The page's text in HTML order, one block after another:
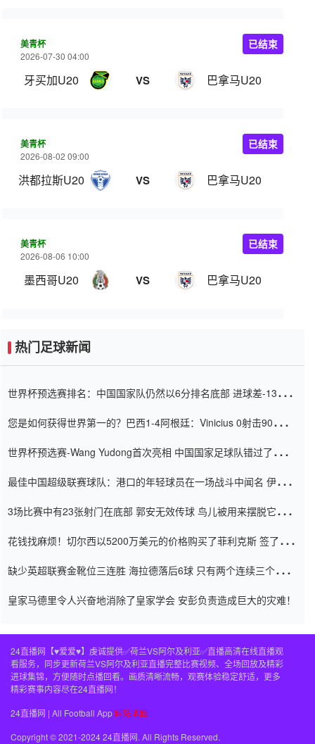
美青杯
2026-07-30 04:00
牙买加U20 VS 巴拿马U20
已结束
美青杯
2026-08-02 09:00
洪都拉斯U20 VS 巴拿马U20
已结束
美青杯
2026-08-06 10:00
墨西哥U20 VS 巴拿马U20
已结束
热门足球新闻
世界杯预选赛排名：中国国家队仍然以6分排名底部 进球差-13令人
您是如何获得世界第一的？巴西1-4阿根廷：Vinicius 0射击90分钟
世界杯预选赛-Wang Yudong首次亮相 中国国家足球队错过了世界
最佳中国超级联赛球队：港口的年轻球员在一场战斗中闻名 伊万放
3场比赛中有23张射门在底部 郭安无效传球 鸟儿被用来摆脱它
花钱找麻烦！切尔西以5200万美元的价格购买了菲利克斯 签了7年
缺少英超联赛金靴位三连胜 海拉德落后6球 只有两个连续三个连续
皇家马德里令人兴奋地消除了皇家学会 安彭负责造成巨大的灾难！
24直播网【♥爱爱♥】虔诚提供✅荷兰VS阿尔及利亚✅直播高清在线直播观
看服务，同步更新荷兰VS阿尔及利亚直播完整比赛视频、全场回放及精彩
进球集锦，方便随时点播回看。画质清晰流畅，观赛体验稳定舒适，更多
精彩赛事内容尽在24直播网！
24直播网 | All Football App 网站地图
Copyright © 2021-2024 24直播网. All Rights Reserved.